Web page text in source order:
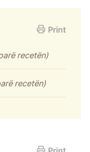
Print
recetën)
recetën)